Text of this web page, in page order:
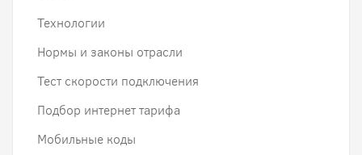
Технологии
Нормы и законы отрасли
Тест скорости подключения
Подбор интернет тарифа
Мобильные коды